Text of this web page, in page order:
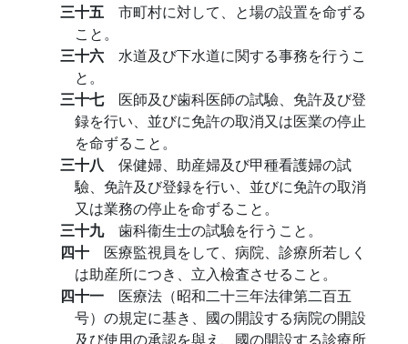
三十五 市町村に対して、と場の設置を命ずる
こと。
三十六 水道及び下水道に関する事務を行うこ
と。
三十七 医師及び歯科医師の試驗、免許及び登
録を行い、並びに免許の取消又は医業の停止
を命ずること。
三十八 保健婦、助産婦及び甲種看護婦の試
驗、免許及び登録を行い、並びに免許の取消
又は業務の停止を命ずること。
三十九 歯科衞生士の試驗を行うこと。
四十 医療監視員をして、病院、診療所若しく
は助産所につき、立入檢査させること。
四十一 医療法（昭和二十三年法律第二百五
号）の規定に基き、國の開設する病院の開設
及び使用の承認を與え、國の開設する診療所